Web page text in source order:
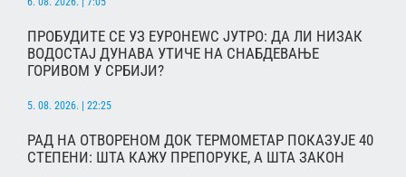
ПРОБУДИТЕ СЕ УЗ ЕУРОНЕWС ЈУТРО: ДА ЛИ НИЗАК
ВОДОСТАЈ ДУНАВА УТИЧЕ НА СНАБДЕВАЊЕ
ГОРИВОМ У СРБИЈИ?
5. 08. 2026. | 22:25
РАД НА ОТВОРЕНОМ ДОК ТЕРМОМЕТАР ПОКАЗУЈЕ 40
СТЕПЕНИ: ШТА КАЖУ ПРЕПОРУКЕ, А ШТА ЗАКОН